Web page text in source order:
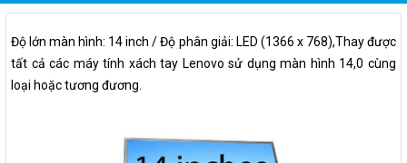
Độ lớn màn hình: 14 inch / Độ phân giải: LED (1366 x 768),Thay được
tất cả các máy tính xách tay Lenovo sử dụng màn hình 14,0 cùng
loại hoặc tương đương.